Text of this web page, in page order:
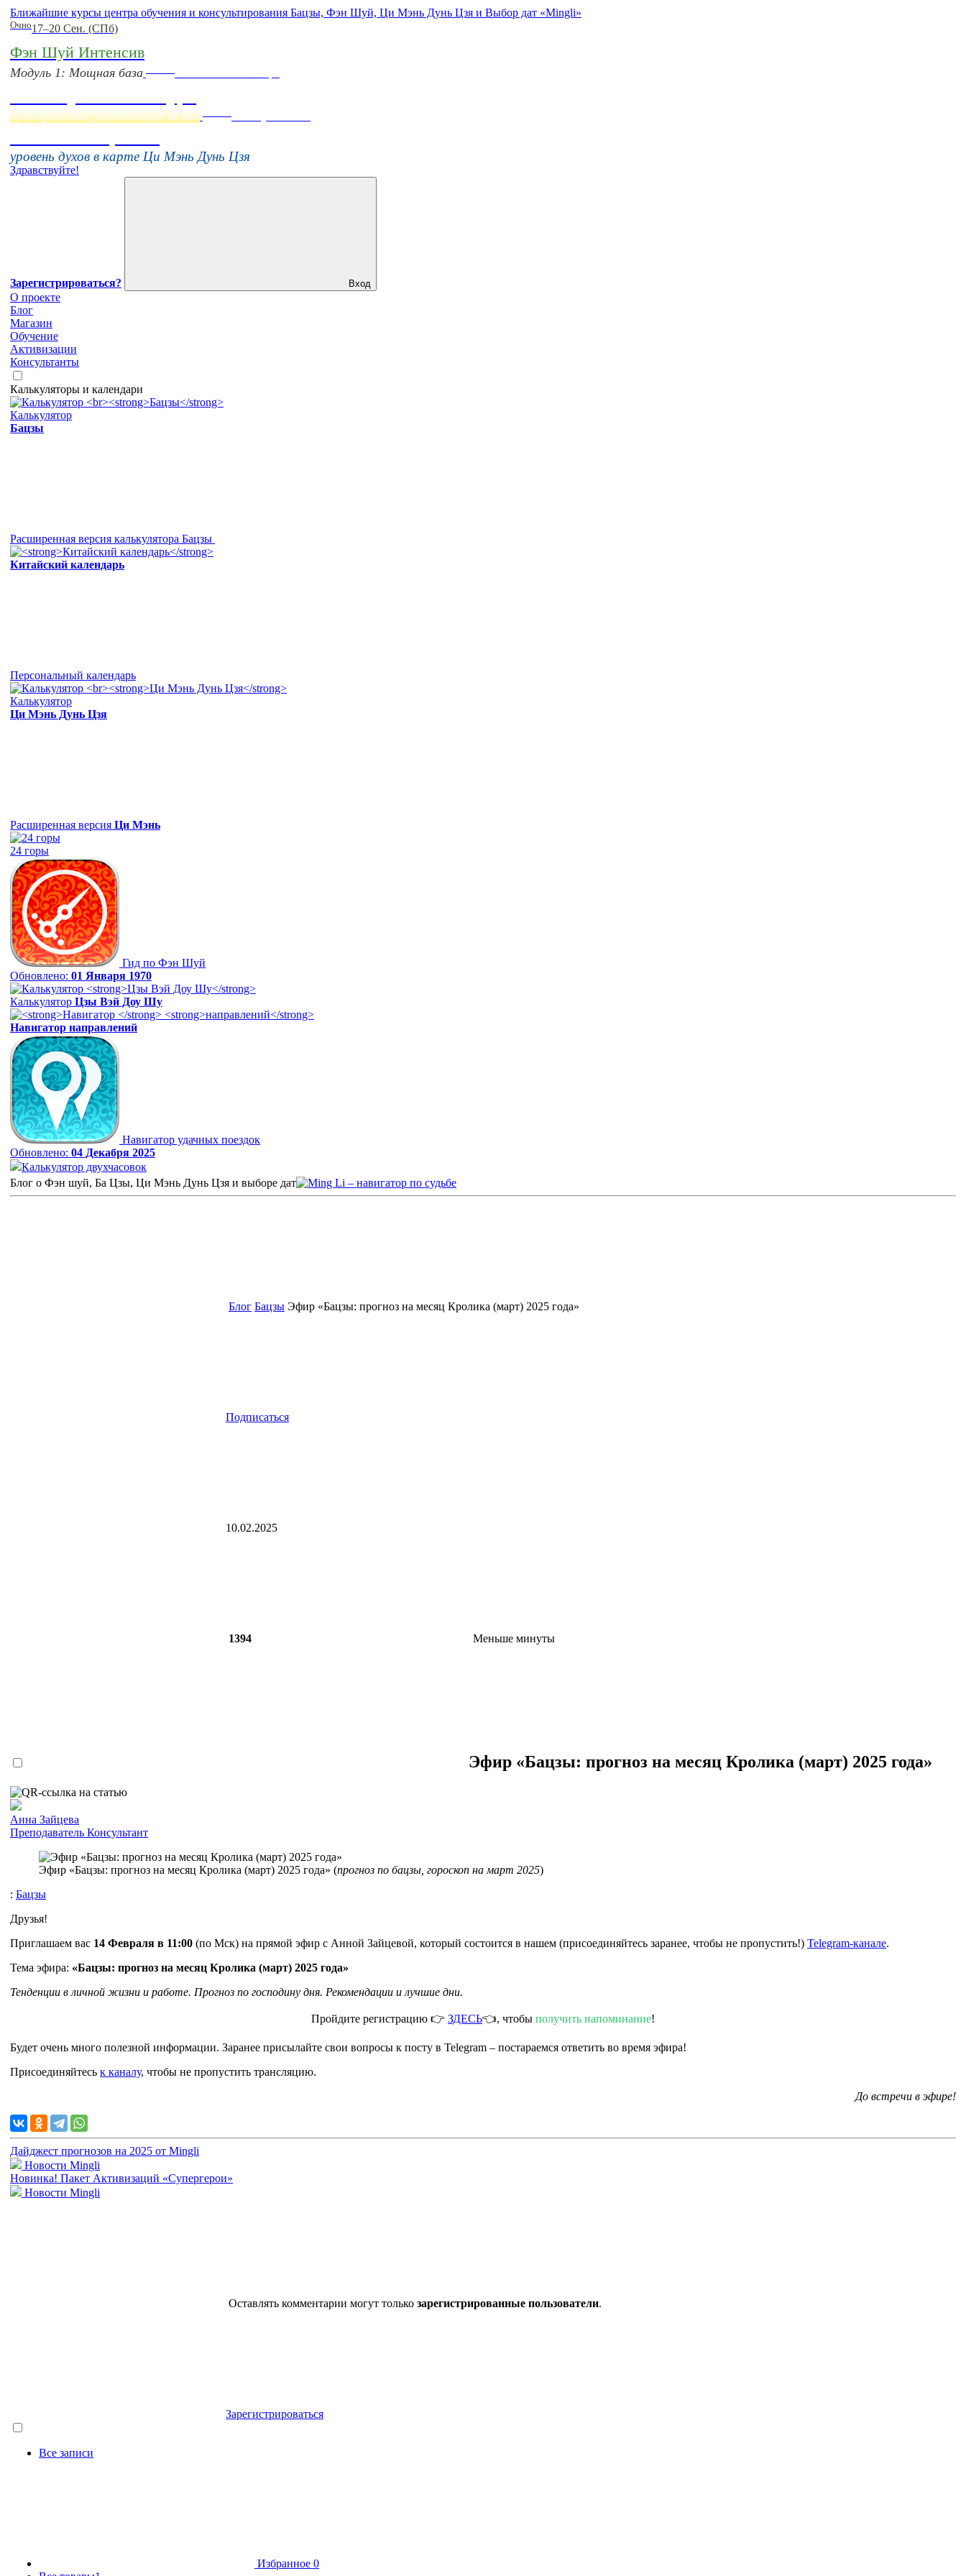
Ближайшие курсы центра обучения и консультирования Бацзы, Фэн Шуй, Ци Мэнь Дунь Цзя и Выбор дат «Mingli»
Очно17–20 Сен. (СПб)
Фэн Шуй Интенсив
Модуль 1: Мощная база
пространство, работающее на вас
уровень духов в карте Ци Мэнь Дунь Цзя
Здравствуйте!
Зарегистрироваться? Вход
О проекте
Блог
Магазин
Обучение
Активизации
Консультанты
Калькуляторы и календари
Калькулятор
Бацзы
Расширенная версия калькулятора Бацзы
Китайский календарь
Персональный календарь
Калькулятор
Ци Мэнь Дунь Цзя
Расширенная версия Ци Мэнь
24 горы
Гид по Фэн Шуй
Обновлено: 01 Января 1970
Калькулятор Цзы Вэй Доу Шу
Навигатор направлений
Навигатор удачных поездок
Обновлено: 04 Декабря 2025
Калькулятор двухчасовок
Блог о Фэн шуй, Ба Цзы, Ци Мэнь Дунь Цзя и выборе дат
Блог Бацзы Эфир «Бацзы: прогноз на месяц Кролика (март) 2025 года»
Подписаться
10.02.2025
1394 Меньше минуты
Эфир «Бацзы: прогноз на месяц Кролика (март) 2025 года»
Анна Зайцева
Преподаватель Консультант
Эфир «Бацзы: прогноз на месяц Кролика (март) 2025 года» (прогноз по бацзы, гороскоп на март 2025)
: Бацзы
Друзья!
Приглашаем вас 14 Февраля в 11:00 (по Мск) на прямой эфир с Анной Зайцевой, который состоится в нашем (присоединяйтесь заранее, чтобы не пропустить!) Telegram-канале.
Тема эфира: «Бацзы: прогноз на месяц Кролика (март) 2025 года»
Тенденции в личной жизни и работе. Прогноз по господину дня. Рекомендации и лучшие дни.
Пройдите регистрацию 👉 ЗДЕСЬ👈, чтобы получить напоминание!
Будет очень много полезной информации. Заранее присылайте свои вопросы к посту в Telegram – постараемся ответить во время эфира!
Присоединяйтесь к каналу, чтобы не пропустить трансляцию.
До встречи в эфире!
Дайджест прогнозов на 2025 от Mingli
Новости Mingli
Новинка! Пакет Активизаций «Супергерои»
Новости Mingli
Оставлять комментарии могут только зарегистрированные пользователи.
Зарегистрироваться
Все записи
Избранное 0